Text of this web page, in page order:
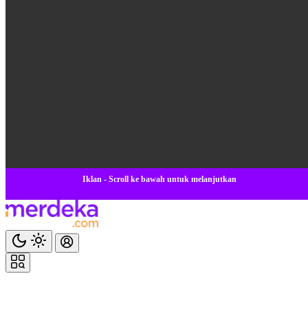
Iklan - Scroll ke bawah untuk melanjutkan